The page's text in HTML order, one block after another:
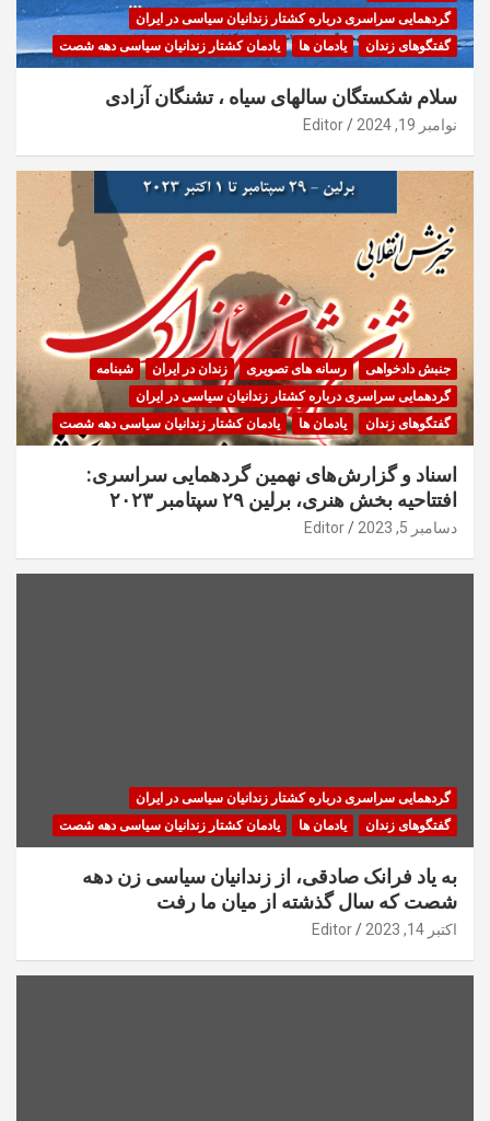
گردهمایی سراسری درباره کشتار زندانیان سیاسی در ایران
گفتگوهای زندان
یادمان ها یادمان کشتار زندانیان سیاسی دهه شصت
سلام شکستگان سالهای سیاه ، تشنگان آزادی
نوامبر 19, 2024 Editor
جنبش دادخواهی رسانه های تصویری زندان در ایران
شبنامه
گردهمایی سراسری درباره کشتار زندانیان سیاسی در ایران
گفتگوهای زندان
یادمان ها یادمان کشتار زندانیان سیاسی دهه شصت
اسناد و گزارش‌های نهمین گردهمایی سراسری:
افتتاحیه بخش هنری، برلین ۲۹ سپتامبر ۲۰۲۳
دسامبر 5, 2023 Editor
گردهمایی سراسری درباره کشتار زندانیان سیاسی در ایران
گفتگوهای زندان
یادمان ها یادمان کشتار زندانیان سیاسی دهه شصت
به یاد فرانک صادقی، از زندانیان سیاسی زن دهه
شصت که سال گذشته از میان ما رفت
اکتبر 14, 2023 Editor